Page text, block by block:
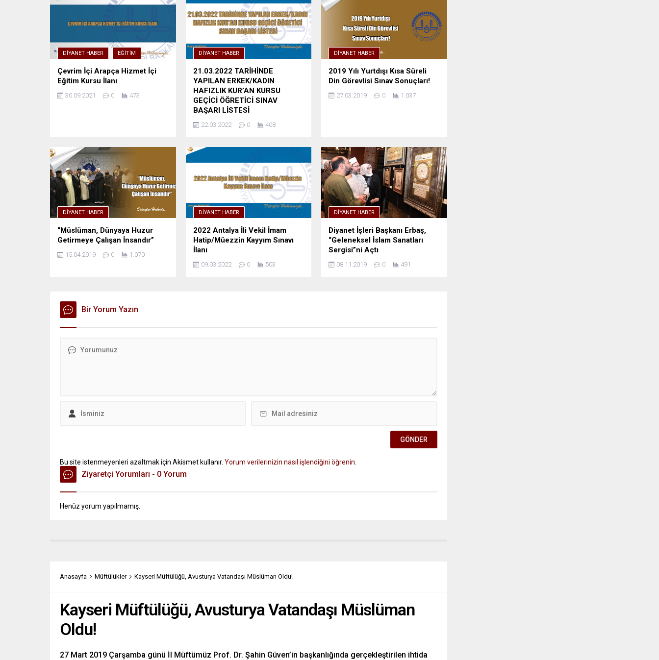
DIYANET HABER EĞITIM
Çevrim İçi Arapça​ Hizmet İçi
Eğitim Kursu İlanı
30.09.2021 0 473
DIYANET HABER
21.03.2022 TARİHİNDE
YAPILAN ERKEK/KADIN
HAFIZLIK KUR’AN KURSU
GEÇİCİ ÖĞRETİCİ SINAV
BAŞARI LİSTESİ
22.03.2022 0 408
DIYANET HABER
2019 Yılı Yurtdışı Kısa Süreli
Din Görevlisi Sınav Sonuçları!
27.03.2019 0 1.037
DIYANET HABER
“Müslüman, Dünyaya Huzur
Getirmeye Çalışan İnsandır”
15.04.2019 0 1.070
DIYANET HABER
2022 Antalya İli Vekil İmam
Hatip/Müezzin Kayyım Sınavı
İlanı
09.03.2022 0 503
DIYANET HABER
Diyanet İşleri Başkanı Erbaş,
“Geleneksel İslam Sanatları
Sergisi”ni Açtı
08.11.2019 0 491
Bir Yorum Yazın
Bu site istenmeyenleri azaltmak için Akismet kullanır. Yorum verilerinizin nasıl işlendiğini öğrenin.
Ziyaretçi Yorumları - 0 Yorum
Henüz yorum yapılmamış.
Anasayfa Müftülükler Kayseri Müftülüğü, Avusturya Vatandaşı Müslüman Oldu!
Kayseri Müftülüğü, Avusturya Vatandaşı Müslüman
Oldu!
27 Mart 2019 Çarşamba günü İl Müftümüz Prof. Dr. Şahin Güven’in başkanlığında gerçekleştirilen ihtida